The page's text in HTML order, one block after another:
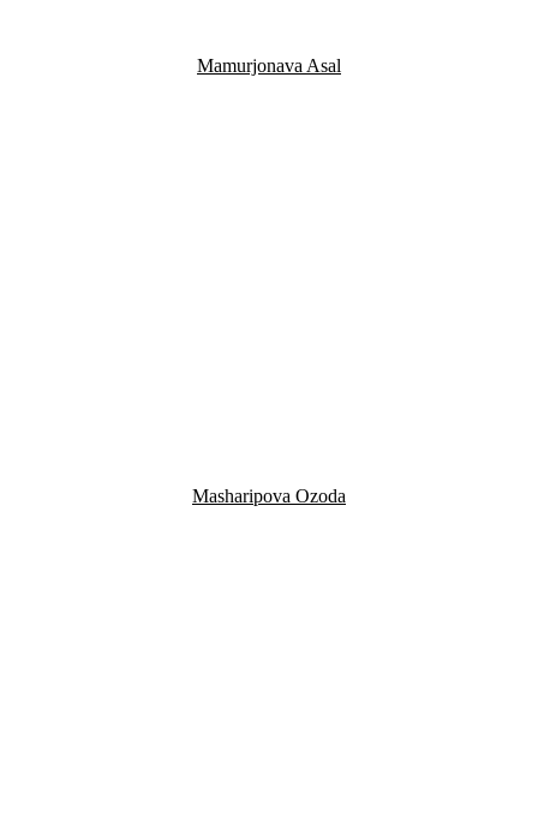
Mamurjonava Asal
Masharipova Ozoda